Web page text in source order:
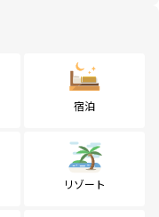
宿泊
リゾート